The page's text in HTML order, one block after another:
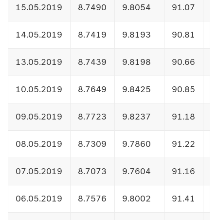
15.05.2019 8.7490 9.8054 91.07
14.05.2019 8.7419 9.8193 90.81
13.05.2019 8.7439 9.8198 90.66
10.05.2019 8.7649 9.8425 90.85
09.05.2019 8.7723 9.8237 91.18
08.05.2019 8.7309 9.7860 91.22
07.05.2019 8.7073 9.7604 91.16
06.05.2019 8.7576 9.8002 91.41